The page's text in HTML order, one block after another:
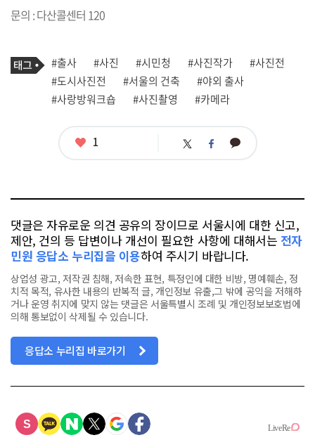
문의 : 다산콜센터 120
기
사
관
련
태
태
그
#출사 #사진 #시민청 #사진작가
#사진전
#도시사진전
#서울의 건축
#야외 출사
#사랑방워크숍
#사진촬영 #카메라
좋1 트 페 카
댓글은 자유로운 의견 공유의 장이므로 서울시에 대한 신고,
제안, 건의 등 답변이나 개선이 필요한 사항에 대해서는 전자
민원 응답소 누리집을 이용하여 주시기 바랍니다.
상업성 광고, 저작권 침해, 저속한 표현, 특정인에 대한 비방, 명예훼손, 정
치적 목적, 유사한 내용의 반복적 글, 개인정보 유출,그 밖에 공익을 저해하
거나 운영 취지에 맞지 않는 댓글은 서울특별시 조례 및 개인정보보호법에
의해 통보없이 삭제될 수 있습니다.
응답소 누리집 바로가기